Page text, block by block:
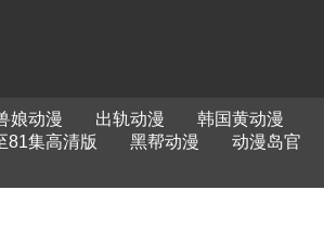
娘动漫 出轨动漫
韩国黄动漫
81集高清版 黑帮动漫
动漫岛官